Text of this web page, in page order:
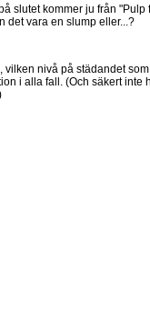
slutet kommer ju från
det vara en slump eller...?
vilken nivå på städandet
i alla fall. (Och säkert